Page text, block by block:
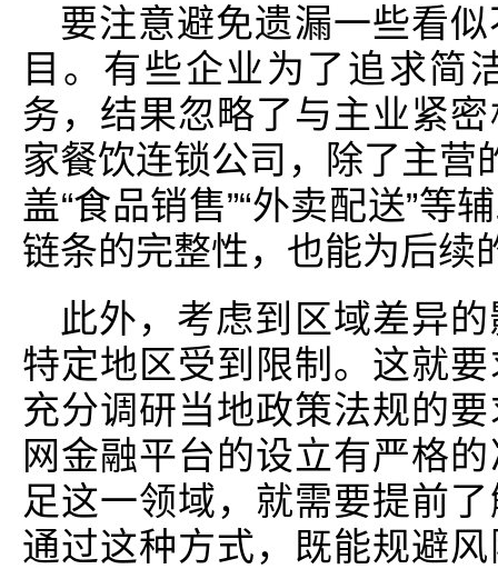
要注意避免遗漏一些看
目。有些企业为了追求简
务，结果忽略了与主业紧
家餐饮连锁公司，除了主营
盖“食品销售”“外卖配送”等
链条的完整性，也能为后续
此外，考虑到区域差异
特定地区受到限制。这就
充分调研当地政策法规的
网金融平台的设立有严格
足这一领域，就需要提前
通过这种方式，既能规避